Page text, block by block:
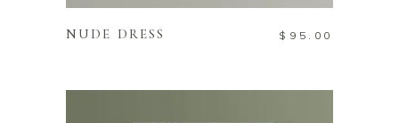
NUDE DRESS $ 95.00